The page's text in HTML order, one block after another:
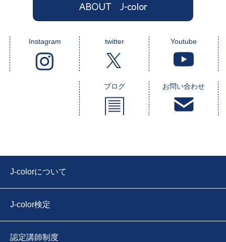
ABOUT J-color
Instagram twitter Youtube
ブログ お問い合わせ
J-colorについて
J-color検定
認定講師制度